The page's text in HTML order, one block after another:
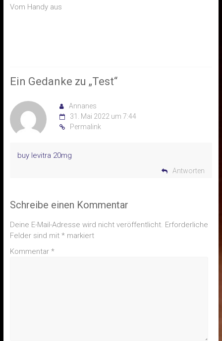
Vom Handy aus
Ein Gedanke zu „Test“
Annanes
31. Mai 2022 um 7:44
Permalink
buy levitra 20mg
Antworten
Schreibe einen Kommentar
Deine E-Mail-Adresse wird nicht veröffentlicht. Erforderliche
Felder sind mit *markiert
Kommentar *